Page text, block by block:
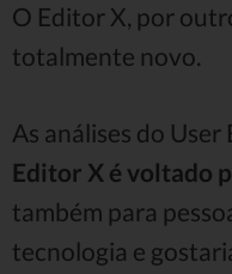
O Editor X, por
totalmente novo.
As análises do
Editor X é voltado
também para
tecnologia e